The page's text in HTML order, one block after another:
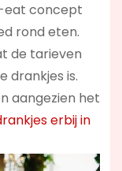
eat concept
rond eten.
de tarieven
drankjes is.
aangezien het
erbij in